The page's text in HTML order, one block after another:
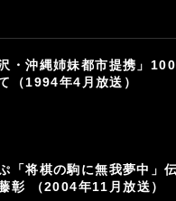
・沖縄姉妹都市提携」100
（1994年4月放送）
「将棋の駒に無我夢中」
彰 （2004年11月放送）